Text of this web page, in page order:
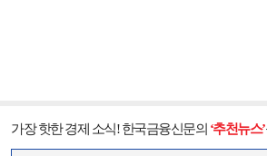
가장 핫한 경제 소식! 한국금융신문의 ‘추천뉴스’